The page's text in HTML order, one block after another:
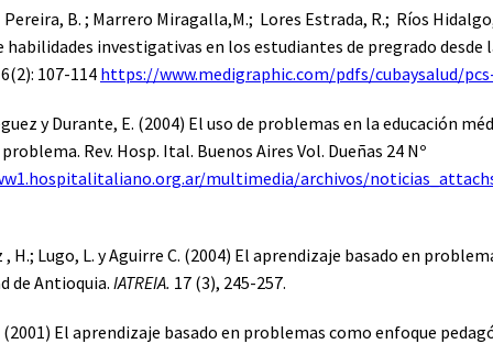
B. ; Marrero Miragalla,M.; Lores Estrada, R.; Ríos
habilidades investigativas en los estudiantes de pregrado
107-114 https://www.medigraphic.com/pdfs/cubaysalud/
y Durante, E. (2004) El uso de problemas en la educación
Rev. Hosp. Ital. Buenos Aires Vol. Dueñas 24 Nº
multimedia/archivos/
H.; Lugo, L. y Aguirre C. (2004) El aprendizaje basado en
de Antioquia. IATREIA. 17 (3), 245-257.
(2001) El aprendizaje basado en problemas como enfoque